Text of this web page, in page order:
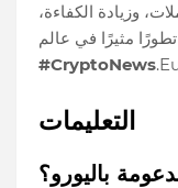
وزيادة الكفاءة،
مثيرًا في عالم
#CryptoNews
التعليمات
باليورو؟